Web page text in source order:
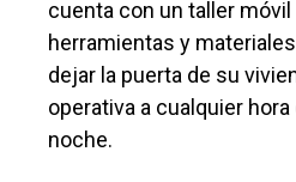
cuenta con un taller
herramientas y
dejar la puerta de su
operativa a cualquier hora
noche.